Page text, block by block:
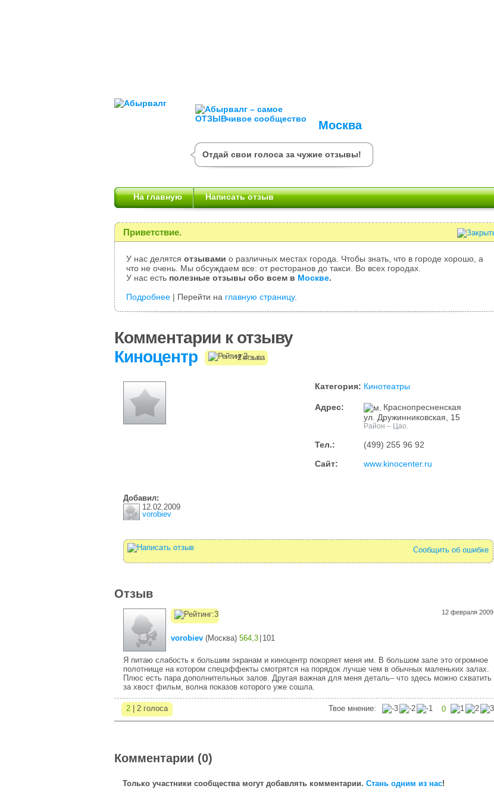
Москва
Отдай свои голоса за чужие отзывы!
На главную Написать отзыв
Приветствие.
У нас делятся отзывами о различных местах города. Чтобы знать, что в городе хорошо, а
что не очень. Мы обсуждаем все: от ресторанов до такси. Во всех городах.
У нас есть полезные отзывы обо всем в Москве.
Подробнее | Перейти на главную страницу.
Комментарии к отзыву
Киноцентр
2 отзыва
Категория: Кинотеатры
Адрес:
Краснопресненская
ул. Дружинниковская, 15
Район – Цао.
Тел.:
(499) 255 96 92
Сайт:
www.kinocenter.ru
Добавил:
12.02.2009
vorobiev
Сообщить об ошибке
Отзыв
vorobiev (Москва) 564,3 101
12 февраля 2009
Я питаю слабость к большим экранам и киноцентр покоряет меня им. В большом зале это огромное
полотнище на котором спецэффекты смотрятся на порядок лучше чем в обычных маленьких залах.
Плюс есть пара дополнительных залов. Другая важная для меня деталь– что здесь можно схватить
за хвост фильм, волна показов которого уже сошла.
2 | 2 голоса Твое мнение: 0
Комментарии (0)
Только участники сообщества могут добавлять комментарии. Стань одним из нас!